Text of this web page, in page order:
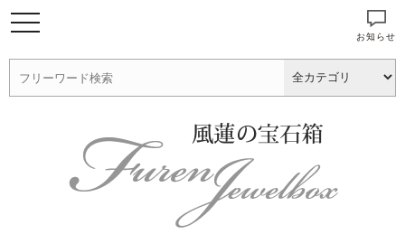
お知らせ